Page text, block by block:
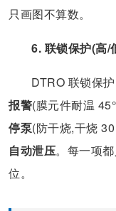
只画图不算数。
6. 联锁保护(高/
DTRO 联锁保
报警(膜元件耐温
停泵(防干烧,干烧 30
自动泄压。每一项
位。